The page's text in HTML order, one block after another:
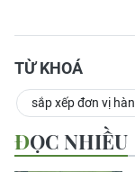
TỪ KHOÁ
sắp xếp đơn vị
ĐỌC NHIỀU